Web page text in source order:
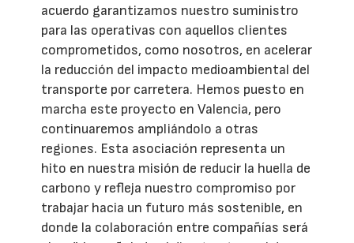
acuerdo garantizamos nuestro suministro
para las operativas con aquellos clientes
comprometidos, como nosotros, en acelerar
la reducción del impacto medioambiental del
transporte por carretera. Hemos puesto en
marcha este proyecto en Valencia, pero
continuaremos ampliándolo a otras
regiones. Esta asociación representa un
hito en nuestra misión de reducir la huella de
carbono y refleja nuestro compromiso por
trabajar hacia un futuro más sostenible, en
donde la colaboración entre compañías será